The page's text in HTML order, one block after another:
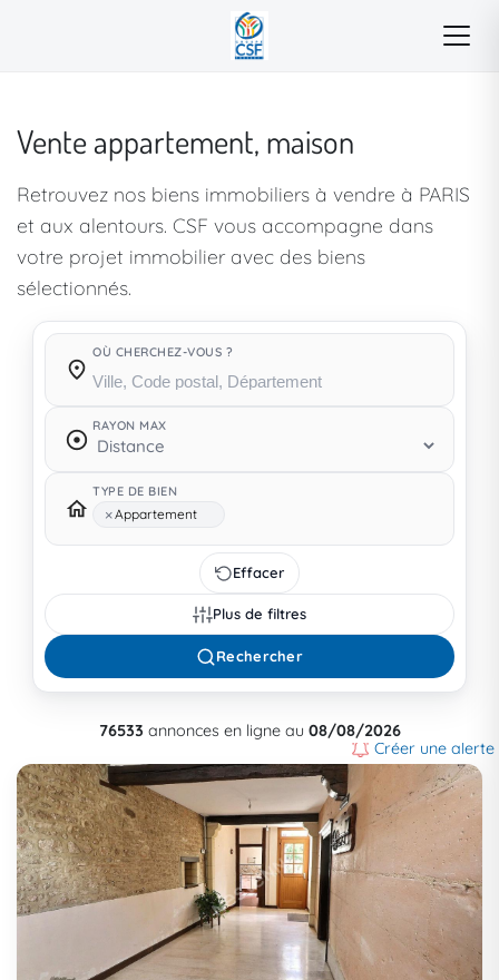
Vente appartement, maison
Retrouvez nos biens immobiliers à vendre à PARIS
et aux alentours. CSF vous accompagne dans
votre projet immobilier avec des biens
sélectionnés.
OÙ CHERCHEZ-VOUS ?
RAYON MAX
TYPE DE BIEN
×Appartement
Effacer
Plus de filtres
Rechercher
76533 annonces en ligne au 08/08/2026
Créer une alerte